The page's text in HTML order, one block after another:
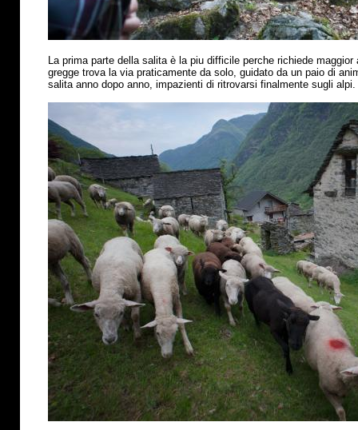
La prima parte della salita è la piu difficile perche richiede
gregge trova la via praticamente da solo, guidato da un paio di
salita anno dopo anno, impazienti di ritrovarsi finalmente sugli alpi.